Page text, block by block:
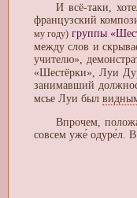
И всё-таки,
французский
му году) группы
между слов и
учителю»,
«Шестёрки», Луи
занимавший
мсье Луи был
Впрочем, положа́
совсем уже́ одуре́л.